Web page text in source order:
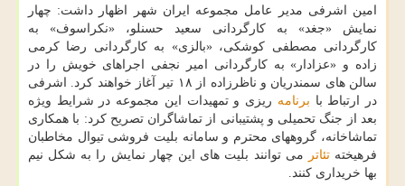
امین اشرفی مدیر عامل مجموعه ایران شهر اظهار داشت: چهار
نمایش «جغد» به کارگردانی سعید حسنلو، «نکراسوف» به
کارگردانی مصطفی کوشکی، «بالزی» به کارگردانی رضا کرمی
زاده و «عزادار» به کارگردانی امیر نجفی اجراهای خویش را در
سالن های سمندریان و ناظرزاده از ۱۸ تیر آغاز خواهند کرد. اشرفی
در ارتباط با برنامه ریزی و تمهیدات این مجموعه در شرایط ویژه
بعد از جنگ تحمیلی و پشتیبانی از تماشاگران تصریح کرد: با همکاری
تماشاخانه، گروههای محترم و سامانه بلیت فروشی تیوال مخاطبان
فرهیختهتئاتر
می توانند بلیت های این چهار نمایش را به شکل نیم
بها خریداری کنند.